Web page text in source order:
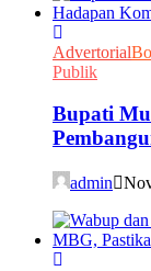
Advertorial
Publik
Bupati
admin